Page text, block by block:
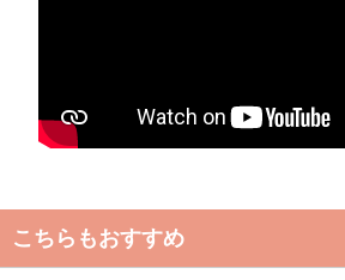
こちらもおすすめ